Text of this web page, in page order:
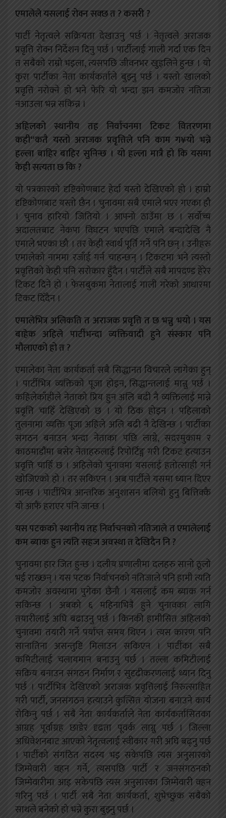
एमालेले यसलाई रोक्न सक्छ त ? कसरी ?
पार्टी नेतृत्वले सक्रियता देखाउनु पर्छ । नेतृत्वले अराजक
प्रवृत्ति रोक्न निर्देशन दिनु पर्छ । पार्टीलाई गाली गर्दा एक दिन
त सबैको राम्रो भइला, त्यसपछिजीवनभर खुइलिने हुन्छ । यो
कुरा पार्टीका नेता कार्यकर्ताले बुझ्नु पर्छ । यस्तो खालको
प्रवृत्ति नरोक्ने हो भने फेरि यो भन्दा झन कमजोर नतिजा
नआउला भन्न सकिन्न ।
अहिलको स्थानीय तह निर्वाचनमा टिकट वितरणमा
कही“कतै यस्तो अराजक प्रवृत्तिले पनि काम ग¥यो भन्ने
हल्ला बाहिर बाहिर सुनिन्छ । यो हल्ला मात्रै हो कि यसमा
केही सत्यता छ कि ?
यो पत्रकारको दृष्टिकोणबाट हेर्दा यस्तो देखिएको हो । हाम्रो
दृष्टिकोणबाट यस्तो छैन । चुनावमा सबै एमाले भएर गएका हौ
। चुनाव हारियो जितियो । आफ्नो ठाउँमा छ । सर्वोच्च
अदालतबाट नेकपा विघटन भएपछि एमाले बन्दादेखि नै
एमाले भएकाछौ । तर केही स्वार्थ पूर्ति गर्ने पनि छन् । उनीहरु
एमालेको नाममा रजाँई गर्नचाहन्छन् । टिकटमा भने त्यस्तो
प्रवृत्तिको केही पनि सरोकार हुँदैन । पार्टीलेसबै मापदण्ड हेरेर
टिकट दिने हो । फेसबुकमा नेतालाई गाली गरेको आधारमा
टिकट दिँदैन ।
एमालेभित्र अलिकति त अराजक प्रवृत्ति त छ भन्नु भयो । यस
बाहेक अहिले पार्टीभन्दा व्यक्तिवादी हुने संस्कार पनि
मौलाएको हो त ?
एमालेका नेता कार्यकर्ता सबै सिद्धानत विचारले लागेका हुन्
। पार्टीभित्र व्यक्तिको पूजा होइन, सिद्धान्तलाई मान्नु पर्छ ।
कहिलेकाँहीले नेताको प्रिय हुन अलि बढी नै व्यक्तिलाई मान्ने
प्रवृत्ति चाहिँ देखिएको छ । यो ठिक होइन । पहिलाको
तुलनामा व्यक्ति पूजा अहिले अलि बढी नै देखिन्छ । पार्टीका
संगठन बनाउन भन्दा नेताका पछि लाग्ने, सदरमुकाम र
काठमाडौंमा बसेर नेताहरुलाई रिपोर्टिङ्ग गरी टिकट हत्याउन
प्रवृत्ति चाहिँ छ । अहिलेको चुनावमा यसलाई हतोत्साही गर्न
खोजिएको हो । तर सकिएन । अब पार्टीले यसमा ध्यान दिएर
जान्छ । पार्टीभित्र आन्तरिक अनुशासन बलियो हुनु बित्तिक्कै
यो आफैं हराएर पनि जान्छ ।
यस पटकको स्थानीय तह निर्वाचनको नतिजाले त एमालेलाई
कम ब्याक हुन त्यति सहज अवस्था त देखिदैन नि ?
चुनावमा हार जित हुन्छ । दलीय प्रणालीमा दलहरु सानो ठूलो
भईराख्छन् । यस पटक निर्वाचनको नतिजाले पनि हामी त्यति
कमजोर अवस्थामा पुगेका छैनौ । यसलाई कम ब्याक गर्न
सकिन्छ । अबको ६ महिनाभित्रै हुने चुनावका लागि
तयारीलाई अघि बढाउनु पर्छ । किनकी हामीसित अहिलको
चुनावमा तयारी गर्ने पर्याप्त समय थिएन । त्यस कारण पनि
सानातिना असन्तुष्टि मिलाउन सकिएन । पार्टीका सबै
कमिटीलाई चलायमान बनाउनु पर्छ । तल्ला कमिटीलाई
सक्रिय बनाउन संगठन निर्माण र सुदृढीकरणलाई ध्यान दिनु
पर्छ । पार्टीभित्र देखिएको अराजक प्रवृत्तिलाई निरुत्साहित
गरी पार्टी, जनसंगठन हत्याउने कुत्सित योजना बनाउने कार्य
रोकिनु पर्छ । सबै नेता कार्यकर्ताले नेता कार्यकर्तासितका
आग्रह पूर्वाग्रह छाडेर दृढता पूवर्क लाग्नु पर्छ । जिल्ला
अधिवेशनबाट आएको नेतृत्वलाई स्वीकार गरी अघि बढ्नु पर्छ
। पार्टीको संगठित सदस्य भइ सकेपछि त्यस अनुसारको
जिम्मेवारी वहन गर्ने, त्यसपछि पार्टी र जनसंगठनको
जिम्मेवारीमा आइ सकेपछि त्यस अनुसारका जिम्मेवारी वहन
गरिनु पर्छ । पार्टी सबै नेता कार्यकर्ता, शुभेच्छुक सबैको
साथले बनेको हो भन्ने कुरा बुझ्नु पर्छ ।